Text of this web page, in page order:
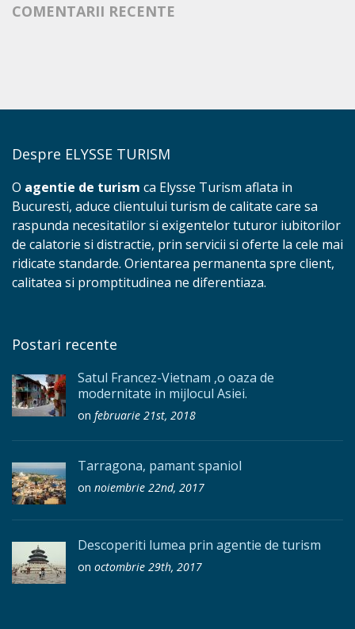
COMENTARII RECENTE
Despre ELYSSE TURISM
O agentie de turism ca Elysse Turism aflata in
Bucuresti, aduce clientului turism de calitate care sa
raspunda necesitatilor si exigentelor tuturor iubitorilor
de calatorie si distractie, prin servicii si oferte la cele mai
ridicate standarde. Orientarea permanenta spre client,
calitatea si promptitudinea ne diferentiaza.
Postari recente
Satul Francez-Vietnam ,o oaza de
modernitate in mijlocul Asiei.
on februarie 21st, 2018
Tarragona, pamant spaniol
on noiembrie 22nd, 2017
Descoperiti lumea prin agentie de turism
on octombrie 29th, 2017